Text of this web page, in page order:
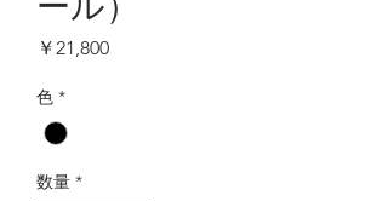
￥21,800価
色 *
数量 *